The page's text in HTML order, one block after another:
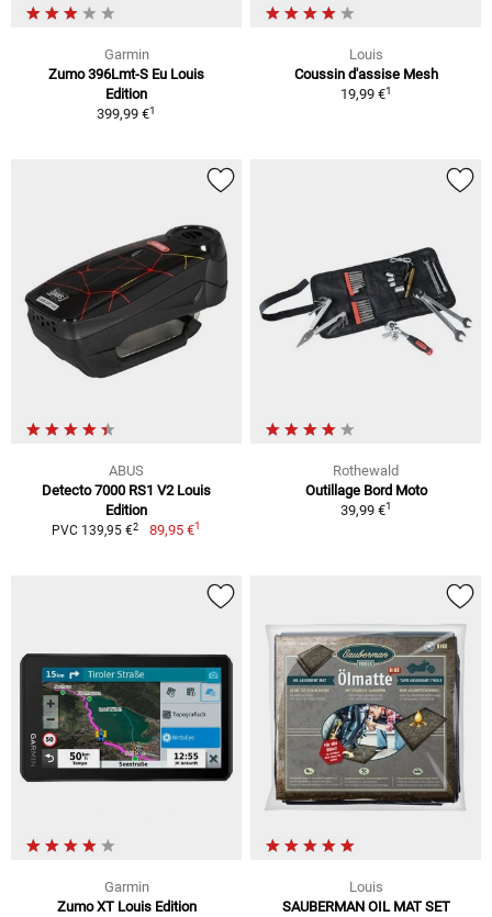
Garmin
Zumo 396Lmt-S Eu Louis
Edition
399,99 €1
Louis
Coussin d'assise Mesh
19,99 €1
ABUS
Detecto 7000 RS1 V2 Louis
Edition
PVC 139,95 €2 89,95 €1
Rothewald
Outillage Bord Moto
39,99 €1
Garmin
Zumo XT Louis Edition
Louis
SAUBERMAN OIL MAT SET